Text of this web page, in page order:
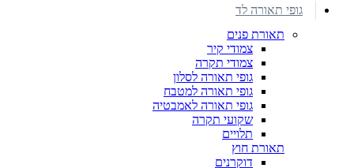
גופי תאורה לד
תאורת פנים
צמודי קיר
צמודי תקרה
גופי תאורה לסלון
גופי תאורה למטבח
גופי תאורה לאמבטיה
שקועי תקרה
תלויים
תאורת חוץ
דוקרנים